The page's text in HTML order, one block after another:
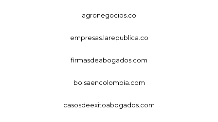
agronegocios.co
empresas.larepublica.co
firmasdeabogados.com
bolsaencolombia.com
casosdeexitoabogados.com